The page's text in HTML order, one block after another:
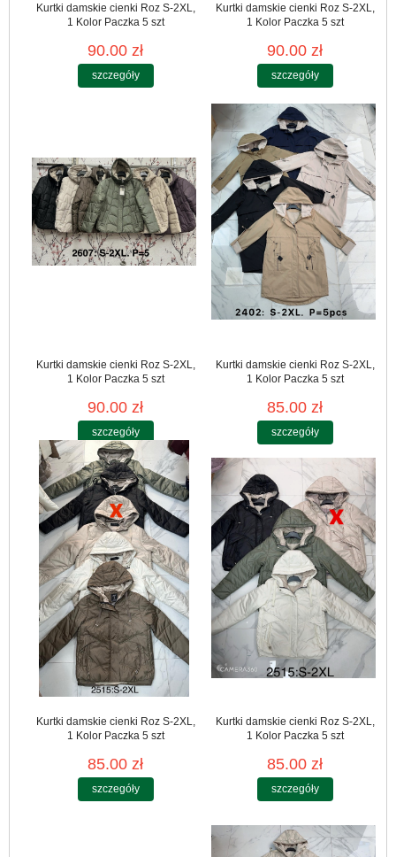
Kurtki damskie cienki Roz S-2XL,
1 Kolor Paczka 5 szt
90.00 zł
szczegóły
Kurtki damskie cienki Roz S-2XL,
1 Kolor Paczka 5 szt
90.00 zł
szczegóły
Kurtki damskie cienki Roz S-2XL,
1 Kolor Paczka 5 szt
90.00 zł
szczegóły
Kurtki damskie cienki Roz S-2XL,
1 Kolor Paczka 5 szt
85.00 zł
szczegóły
Kurtki damskie cienki Roz S-2XL,
1 Kolor Paczka 5 szt
85.00 zł
szczegóły
Kurtki damskie cienki Roz S-2XL,
1 Kolor Paczka 5 szt
85.00 zł
szczegóły